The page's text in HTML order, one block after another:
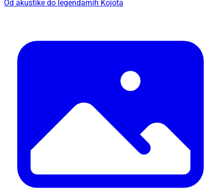
Od akustike do legendarnih Kojota